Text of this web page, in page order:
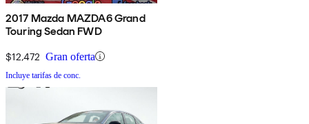
2017 Mazda MAZDA6 Grand
Touring Sedan FWD
$12,472 Gran oferta
Incluye tarifas de conc.